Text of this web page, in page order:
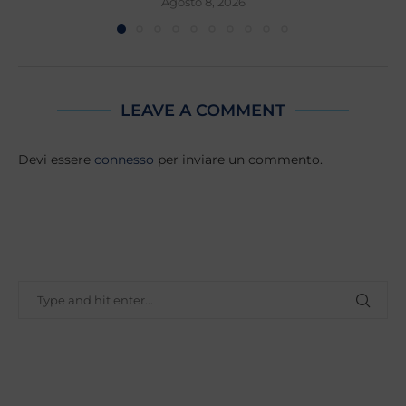
LEAVE A COMMENT
Devi essere connesso per inviare un commento.